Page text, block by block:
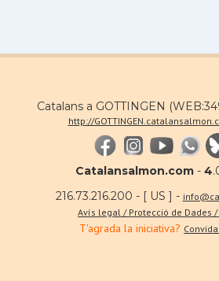
Catalans a GOTTINGEN
http://
Catalansalmon.com - 4
216.73.216.200 - [ US ] -
Avís legal / Protecció de Dades
T'agrada la iniciativa?